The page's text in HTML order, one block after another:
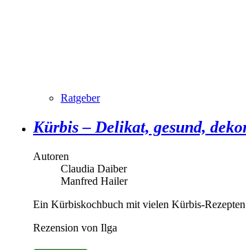
Ratgeber
Kürbis – Delikat, gesund,
Autoren
Claudia Daiber
Manfred Hailer
Ein Kürbiskochbuch mit vielen Kürbis-
Rezension von Ilga